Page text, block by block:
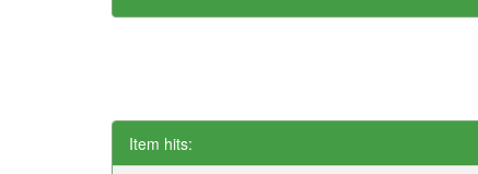
Item hits: